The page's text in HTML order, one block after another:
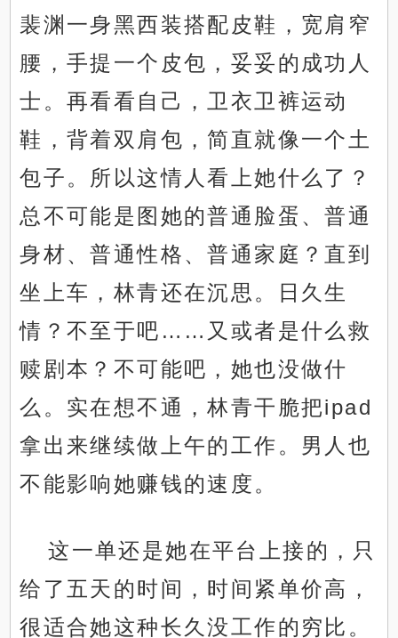
裴渊一身黑西装搭配皮鞋，宽肩窄
腰，手提一个皮包，妥妥的成功人
士。再看看自己，卫衣卫裤运动
鞋，背着双肩包，简直就像一个土
包子。所以这情人看上她什么了？
总不可能是图她的普通脸蛋、普通
身材、普通性格、普通家庭？直到
坐上车，林青还在沉思。日久生
情？不至于吧……又或者是什么救
赎剧本？不可能吧，她也没做什
么。实在想不通，林青干脆把ipad
拿出来继续做上午的工作。男人也
不能影响她赚钱的速度。
这一单还是她在平台上接的，只
给了五天的时间，时间紧单价高，
很适合她这种长久没工作的穷比。